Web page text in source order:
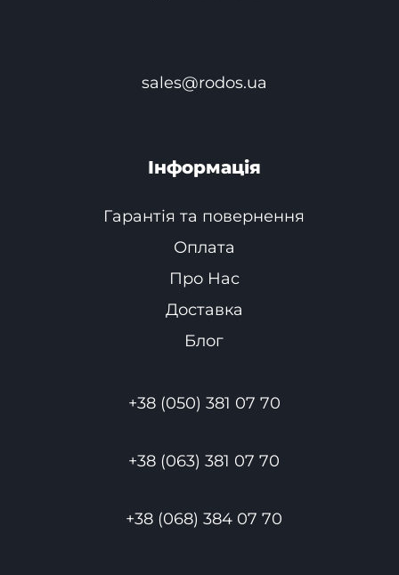
sales@rodos.ua
Інформація
Гарантія та повернення
Оплата
Про Нас
Доставка
Блог
+38 (050) 381 07 70
+38 (063) 381 07 70
+38 (068) 384 07 70